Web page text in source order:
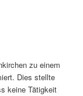
zu einem
Dies stellte
keine Tätigkeit